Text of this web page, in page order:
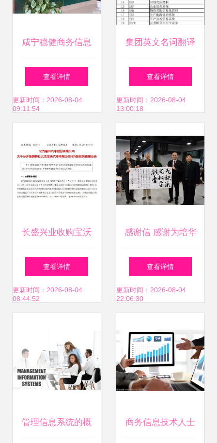
线性过程机制综理
概览之一项目融合
要点总结上辑未构
成转议论末不可作
咸宁稳健商务信息
咨询 赋能企业决策
的智慧伙伴
查看详情
更新时间：2026-08-04
09:11:54
集团英文名词翻译
与商务信息咨询
查看详情
更新时间：2026-08-04
13:00:18
长盛兴业收购宝沃
67%股权，布鲁诺
接替杨嵩任总裁 商
查看详情
更新时间：2026-08-04
08:44:52
感谢信 感谢为培华
90周年校庆倾力付
出的你们
查看详情
更新时间：2026-08-04
22:06:30
管理信息系统的概 商务信息技术人士